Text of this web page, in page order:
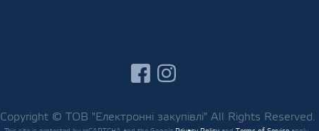
facebook
Copyright © ТОВ "Електронні закупівлі" All Rights Reserved.